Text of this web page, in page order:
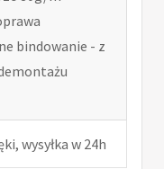
bindowanie - z
wysyłka w 24h